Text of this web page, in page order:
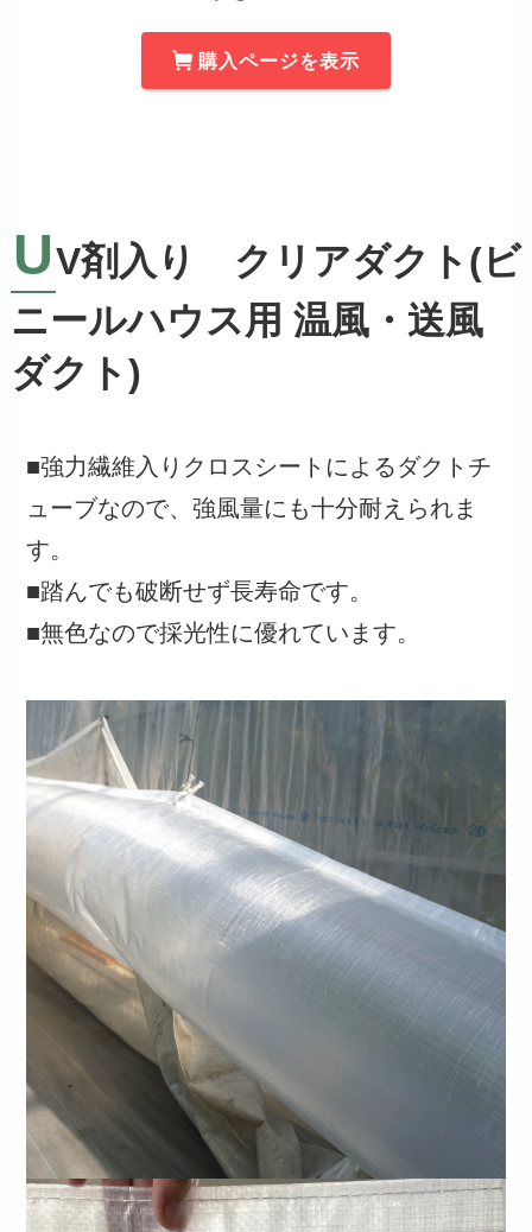
購入ページを表示
UV剤入り クリアダクト(ビ
ニールハウス用 温風・送風
ダクト)
■強力繊維入りクロスシートによるダクトチ
ューブなので、強風量にも十分耐えられま
す。
■踏んでも破断せず長寿命です。
■無色なので採光性に優れています。